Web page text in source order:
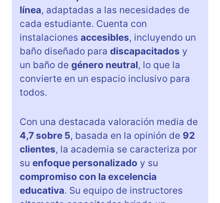
línea, adaptadas a las necesidades de
cada estudiante. Cuenta con
instalaciones accesibles, incluyendo un
baño diseñado para discapacitados y
un baño de género neutral, lo que la
convierte en un espacio inclusivo para
todos.
Con una destacada valoración media de
4,7 sobre 5, basada en la opinión de 92
clientes, la academia se caracteriza por
su enfoque personalizado y su
compromiso con la excelencia
educativa. Su equipo de instructores